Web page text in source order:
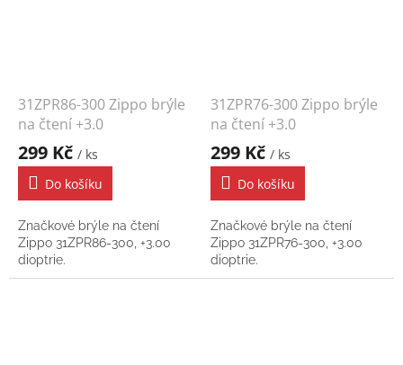
31ZPR86-300 Zippo brýle
na čtení +3.0
299 Kč / ks
Do košíku
Značkové brýle na čtení
Zippo 31ZPR86-300, +3.00
dioptrie.
31ZPR76-300 Zippo brýle
na čtení +3.0
299 Kč / ks
Do košíku
Značkové brýle na čtení
Zippo 31ZPR76-300, +3.00
dioptrie.